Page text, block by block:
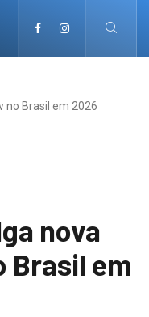
no Brasil em 2026
nova
Brasil em